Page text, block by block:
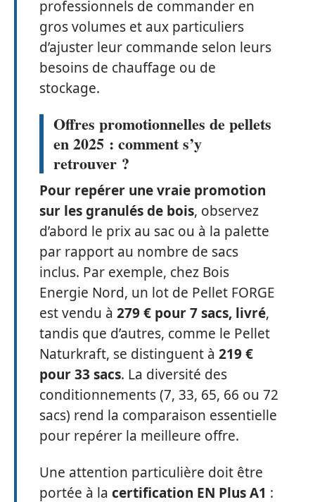
professionnels de commander en
gros volumes et aux particuliers
d’ajuster leur commande selon leurs
besoins de chauffage ou de
stockage.
Offres promotionnelles de pellets
en 2025 : comment s’y
retrouver ?
Pour repérer une vraie promotion
sur les granulés de bois, observez
d’abord le prix au sac ou à la palette
par rapport au nombre de sacs
inclus. Par exemple, chez Bois
Energie Nord, un lot de Pellet FORGE
est vendu à 279 € pour 7 sacs, livré,
tandis que d’autres, comme le Pellet
Naturkraft, se distinguent à 219 €
pour 33 sacs. La diversité des
conditionnements (7, 33, 65, 66 ou 72
sacs) rend la comparaison essentielle
pour repérer la meilleure offre.
Une attention particulière doit être
portée à la certification EN Plus A1 :